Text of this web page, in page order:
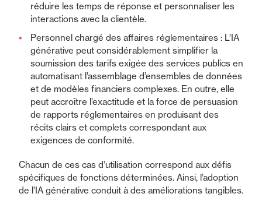
réduire les temps de réponse et personnaliser les
interactions avec la clientèle.
Personnel chargé des affaires réglementaires : L’IA
générative peut considérablement simplifier la
soumission des tarifs exigée des services publics en
automatisant l’assemblage d’ensembles de données
et de modèles financiers complexes. En outre, elle
peut accroître l’exactitude et la force de persuasion
de rapports réglementaires en produisant des
récits clairs et complets correspondant aux
exigences de conformité.
Chacun de ces cas d’utilisation correspond aux défis
spécifiques de fonctions déterminées. Ainsi, l’adoption
de l’IA générative conduit à des améliorations tangibles.